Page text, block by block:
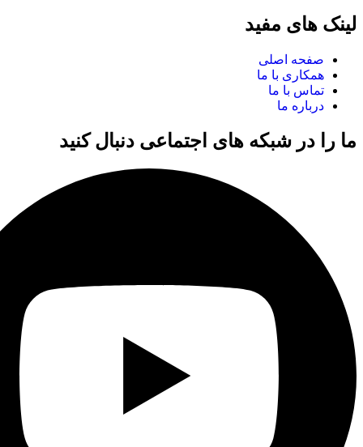
لینک های مفید
صفحه اصلی
همکاری با ما
تماس با ما
درباره ما
ما را در شبکه های اجتماعی دنبال کنید